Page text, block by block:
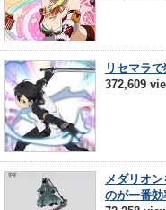
リセマラ
372,609
メダリオ
のが一番効